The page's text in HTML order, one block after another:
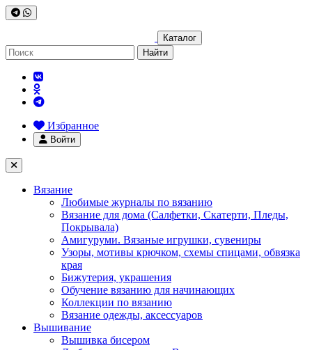
Каталог
Найти
Избранное
Войти
Вязание
Любимые журналы по вязанию
Вязание для дома (Салфетки, Скатерти, Пледы,
Покрывала)
Амигуруми. Вязаные игрушки, сувениры
Узоры, мотивы крючком, схемы спицами, обвязка
края
Бижутерия, украшения
Обучение вязанию для начинающих
Коллекции по вязанию
Вязание одежды, аксессуаров
Вышивание
Вышивка бисером